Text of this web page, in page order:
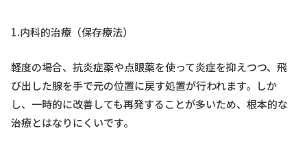
1.内科的治療（保存療法）
軽度の場合、抗炎症薬や点眼薬を使って炎症を抑えつつ、飛
び出した腺を手で元の位置に戻す処置が行われます。しか
し、一時的に改善しても再発することが多いため、根本的な
治療とはなりにくいです。